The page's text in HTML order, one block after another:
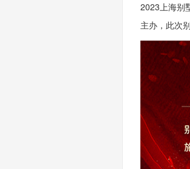
2023上海别
主办，此次